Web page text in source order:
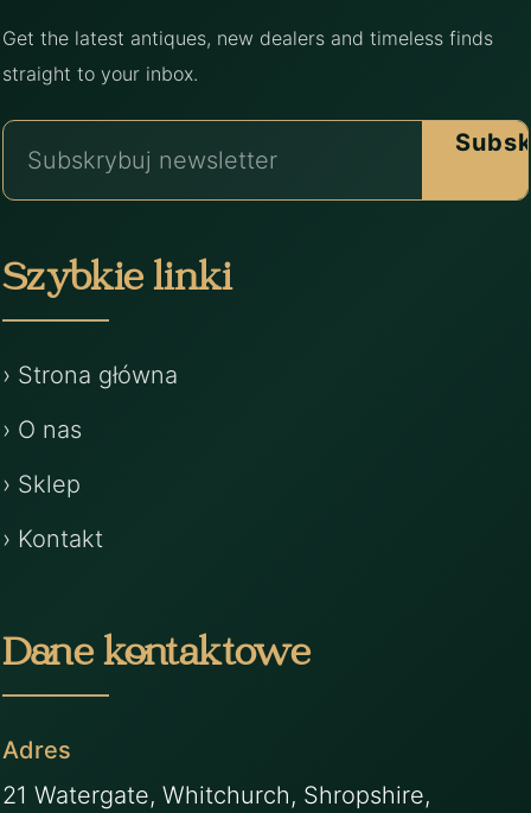
Get the latest antiques, new dealers and timeless finds
straight to your inbox.
Szybkie linki
› Strona główna
› O nas
› Sklep
› Kontakt
Dane kontaktowe
Adres
21 Watergate, Whitchurch, Shropshire,